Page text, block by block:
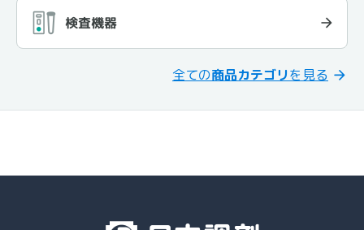
検査機器
全ての商品カテゴリを見る